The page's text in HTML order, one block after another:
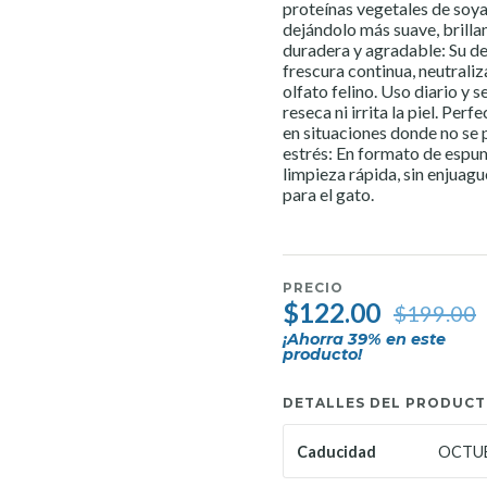
proteínas vegetales de
dejándolo más suave,
duradera y agradable: Su
frescura continua,
olfato felino. Uso diario y
reseca ni irrita la piel.
en situaciones donde no
estrés: En formato de
limpieza rápida, sin
para el gato.
PRECIO
$122.00 $199.00
¡Ahorra39% en este
producto!
DETALLES DEL
Caducidad